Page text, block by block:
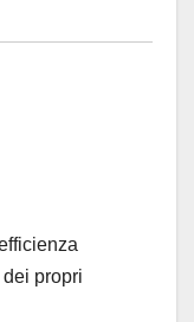
propri